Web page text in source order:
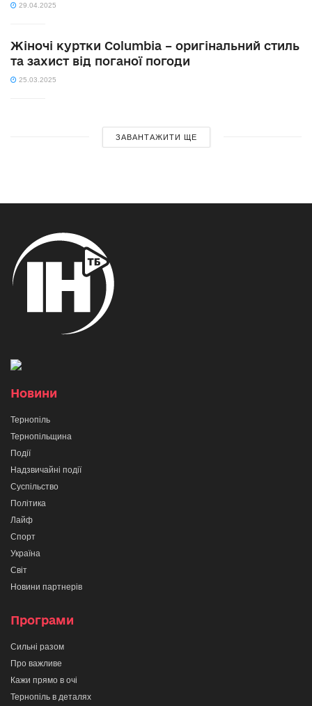
29.04.2025
Жіночі куртки Columbia – оригінальний стиль
та захист від поганої погоди
25.03.2025
ЗАВАНТАЖИТИ ЩЕ
Новини
Тернопіль
Тернопільщина
Події
Надзвичайні події
Суспільство
Політика
Лайф
Спорт
Україна
Світ
Новини партнерів
Програми
Сильні разом
Про важливе
Кажи прямо в очі
Тернопіль в деталях